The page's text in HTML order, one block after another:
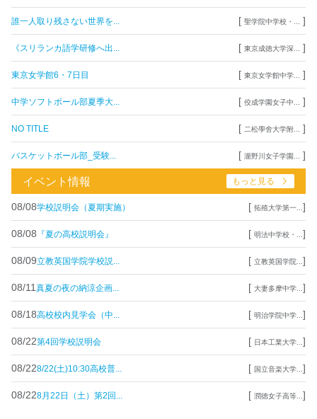
誰一人取り残さない世界を... [ 聖学院中学校・... ]
《スリランカ語学研修へ出... [ 東京成徳大学深... ]
東京女学館6・7日目 [ 東京女学館中学... ]
中学ソフトボール部夏季大... [ 佼成学園女子中... ]
NO TITLE [ 二松學舍大学附... ]
バスケットボール部_受験... [ 瀧野川女子学園... ]
イベント情報 もっと見る
08/08学校説明会（夏期実施） [ 拓殖大学第一... ]
08/08 『夏の高校説明会』 [ 明法中学校・... ]
08/09立教英国学院学校説... [ 立教英国学院... ]
08/11 真夏の夜の納涼企画... [ 大妻多摩中学... ]
08/18高校校内見学会（中... [ 明治学院中学... ]
08/22第4回学校説明会 [ 日本工業大学... ]
08/228/22(土)10:30高校普... [ 国立音楽大学... ]
08/228月22日（土）第2回... [ 潤徳女子高等... ]